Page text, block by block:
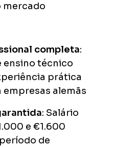
mercado
completa:
ensino técnico
prática
empresas alemãs
: Salário
e €1.600
de